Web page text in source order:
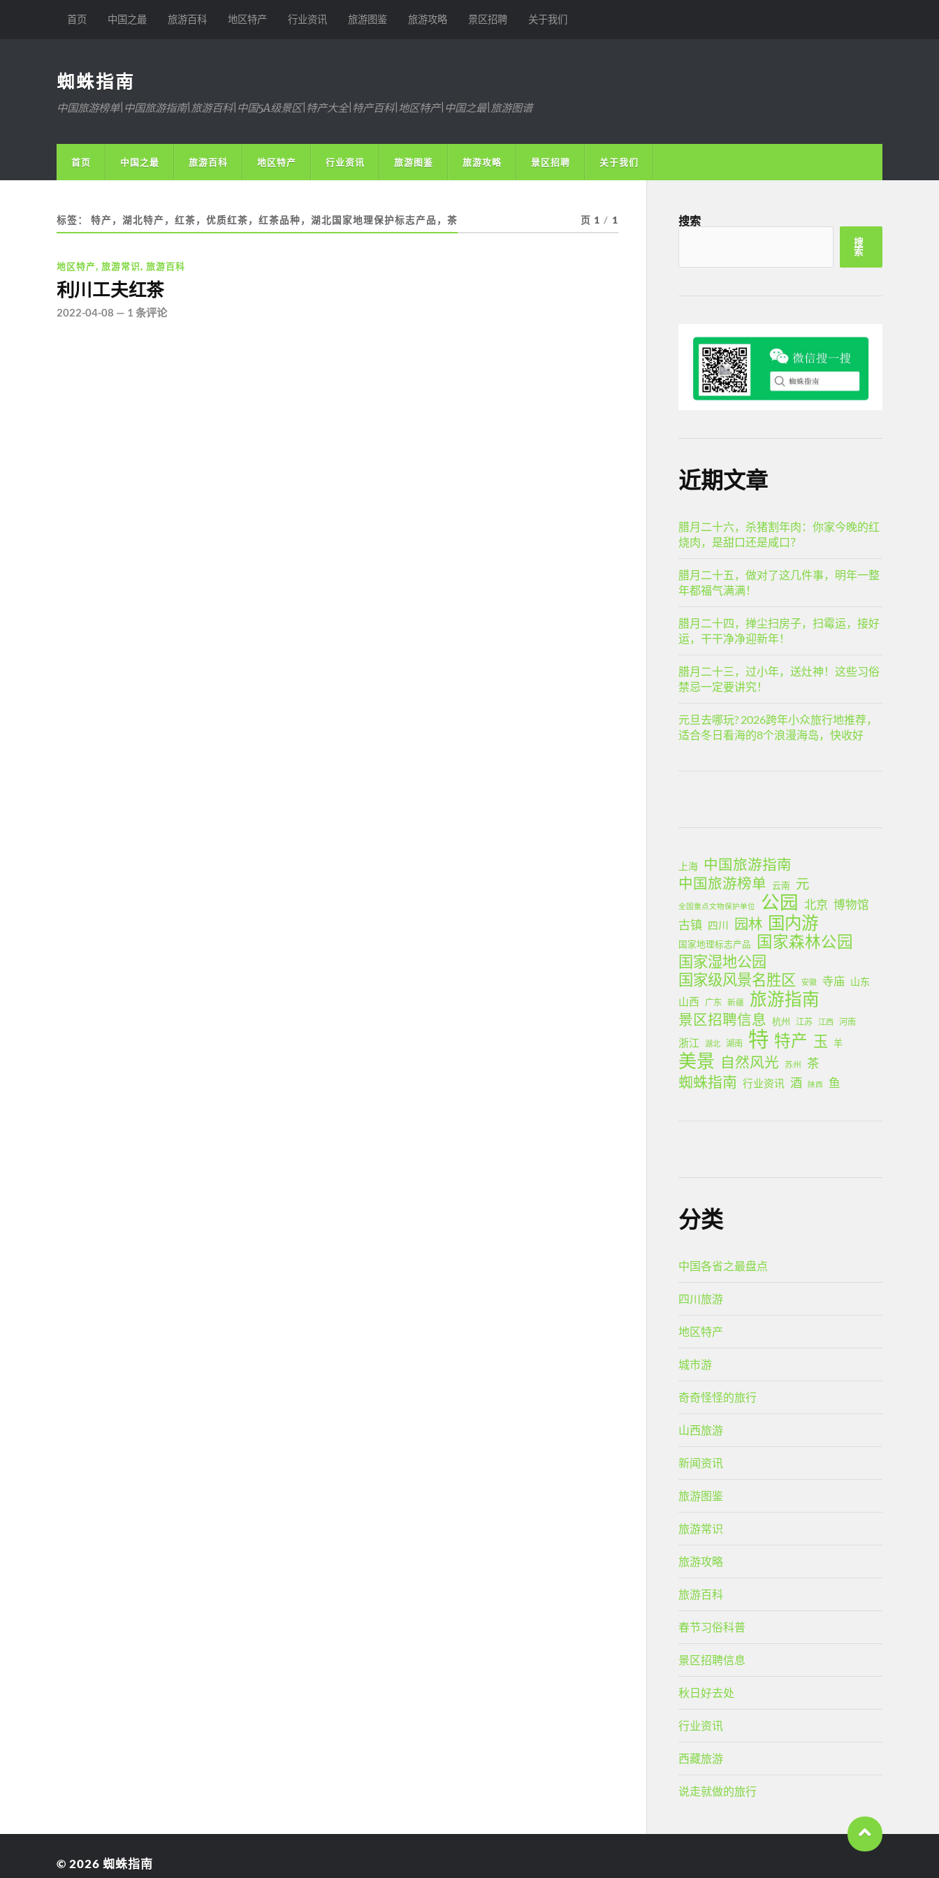
首页 中国之最 旅游百科 地区特产 行业资讯 旅游图鉴 旅游攻略 景区招聘 关于我们
蜘蛛指南
中国旅游榜单|中国旅游指南|旅游百科|中国5A级景区|特产大全|特产百科|地区特产|中国之最|旅游图谱
首页 中国之最 旅游百科 地区特产 行业资讯 旅游图鉴 旅游攻略 景区招聘 关于我们
标签： 特产，湖北特产，红茶，优质红茶，红茶品种，湖北国家地理保护标志产品，茶 页 1 / 1
地区特产, 旅游常识, 旅游百科
利川工夫红茶
2022-04-08 — 1 条评论
搜索
搜
索
近期文章
腊月二十六，杀猪割年肉：你家今晚的红
烧肉，是甜口还是咸口？
腊月二十五，做对了这几件事，明年一整
年都福气满满！
腊月二十四，掸尘扫房子，扫霉运，接好
运，干干净净迎新年！
腊月二十三，过小年，送灶神！这些习俗
禁忌一定要讲究！
元旦去哪玩? 2026跨年小众旅行地推荐，
适合冬日看海的8个浪漫海岛，快收好
上海
中国旅游指南
中国旅游榜单 云南 元
全国重点文物保护单位 公园 北京 博物馆
古镇 四川 园林 国内游
国家地理标志产品 国家森林公园
国家湿地公园
国家级风景名胜区
安徽 寺庙 山东
山西 广东 新疆 旅游指南
景区招聘信息 杭州 江苏 江西 河南
浙江 湖北 湖南 特 特产 玉 羊
美景 自然风光 苏州 茶
蜘蛛指南 行业资讯 酒 陕西 鱼
分类
中国各省之最盘点
四川旅游
地区特产
城市游
奇奇怪怪的旅行
山西旅游
新闻资讯
旅游图鉴
旅游常识
旅游攻略
旅游百科
春节习俗科普
景区招聘信息
秋日好去处
行业资讯
西藏旅游
说走就做的旅行
© 2026 蜘蛛指南